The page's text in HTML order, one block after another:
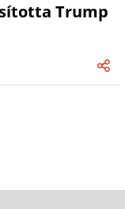
Trump